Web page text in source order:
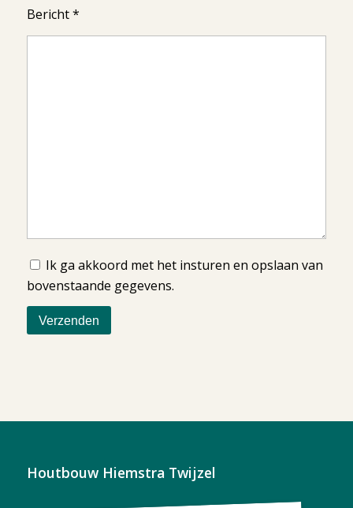
Bericht *
Ik ga akkoord met het insturen en opslaan van
bovenstaande gegevens.
Houtbouw Hiemstra Twijzel